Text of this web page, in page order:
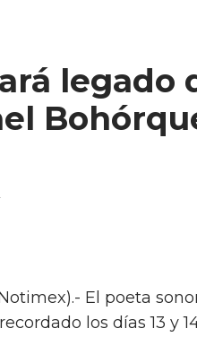
legado
El poeta
recordado los días 13 y